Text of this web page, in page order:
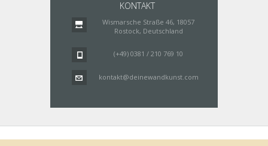
KONTAKT
Wismarsche Straße 46, 18057
Rostock, Deutschland
(+49) 0381 / 210 769 10
kontakt@deinewandkunst.com